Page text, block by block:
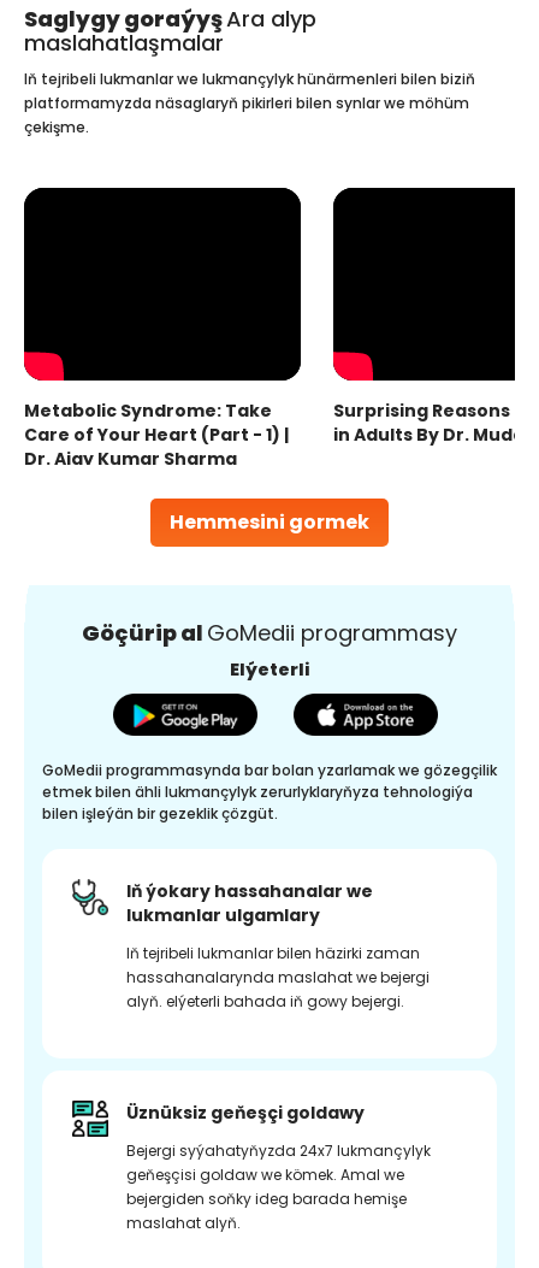
Saglygy goraýyşAra alyp
maslahatlaşmalar
Hemmesini gormek
Iň tejribeli lukmanlar we lukmançylyk hünärmenleri bilen biziň
platformamyzda näsaglaryň pikirleri bilen synlar we möhüm
çekişme.
Metabolic Syndrome: Take
Care of Your Heart (Part - 1) |
Dr. Ajay Kumar Sharma
Surprising Reasons
in Adults By Dr.
Göçürip al GoMedii programmasy
Elýeterli
GoMedii programmasynda bar bolan yzarlamak we gözegçilik
etmek bilen ähli lukmançylyk zerurlyklaryňyza tehnologiýa
bilen işleýän bir gezeklik çözgüt.
Iň ýokary hassahanalar we
lukmanlar ulgamlary
Iň tejribeli lukmanlar bilen häzirki zaman
hassahanalarynda maslahat we bejergi
alyň. elýeterli bahada iň gowy bejergi.
Üznüksiz geňeşçi goldawy
Bejergi syýahatyňyzda 24x7 lukmançylyk
geňeşçisi goldaw we kömek. Amal we
bejergiden soňky ideg barada hemişe
maslahat alyň.